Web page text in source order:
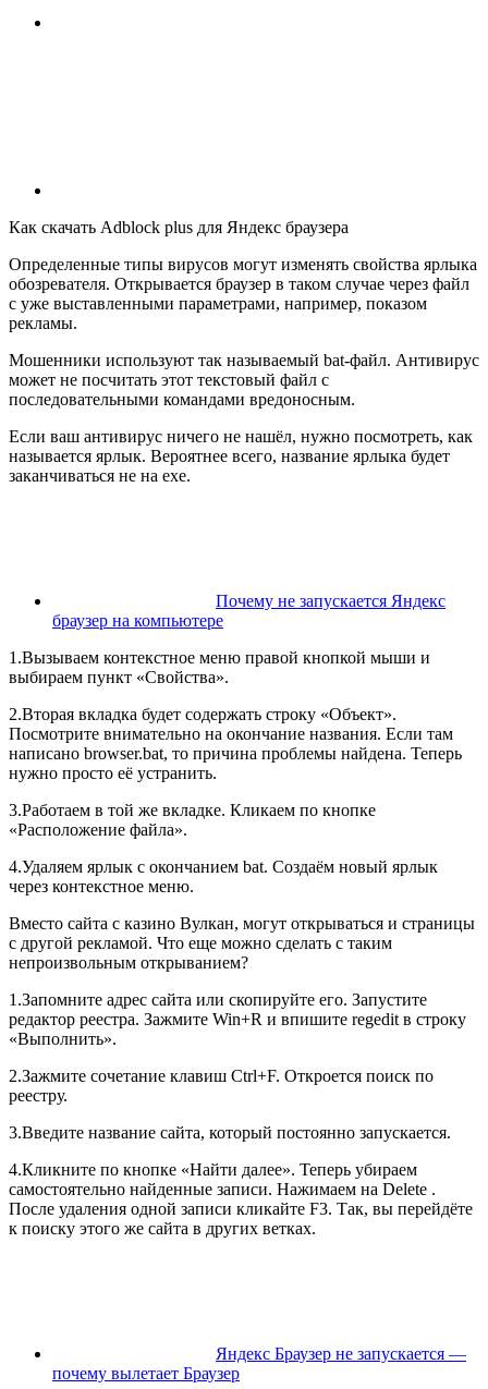
Как скачать Adblock plus для Яндекс браузера
Определенные типы вирусов могут изменять свойства ярлыка
обозревателя. Открывается браузер в таком случае через файл
с уже выставленными параметрами, например, показом
рекламы.
Мошенники используют так называемый bat-файл. Антивирус
может не посчитать этот текстовый файл с
последовательными командами вредоносным.
Если ваш антивирус ничего не нашёл, нужно посмотреть, как
называется ярлык. Вероятнее всего, название ярлыка будет
заканчиваться не на exe.
Почему не запускается Яндекс
браузер на компьютере
1.Вызываем контекстное меню правой кнопкой мыши и
выбираем пункт «Свойства».
2.Вторая вкладка будет содержать строку «Объект».
Посмотрите внимательно на окончание названия. Если там
написано browser.bat, то причина проблемы найдена. Теперь
нужно просто её устранить.
3.Работаем в той же вкладке. Кликаем по кнопке
«Расположение файла».
4.Удаляем ярлык с окончанием bat. Создаём новый ярлык
через контекстное меню.
Вместо сайта с казино Вулкан, могут открываться и страницы
с другой рекламой. Что еще можно сделать с таким
непроизвольным открыванием?
1.Запомните адрес сайта или скопируйте его. Запустите
редактор реестра. Зажмите Win+R и впишите regedit в строку
«Выполнить».
2.Зажмите сочетание клавиш Ctrl+F. Откроется поиск по
реестру.
3.Введите название сайта, который постоянно запускается.
4.Кликните по кнопке «Найти далее». Теперь убираем
самостоятельно найденные записи. Нажимаем на Delete .
После удаления одной записи кликайте F3. Так, вы перейдёте
к поиску этого же сайта в других ветках.
Яндекс Браузер не запускается —
почему вылетает Браузер